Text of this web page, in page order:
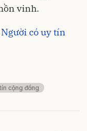
vinh.
có uy tín
cộng đồng